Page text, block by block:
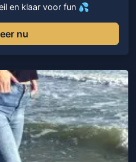
en klaar voor fun 💦
nu